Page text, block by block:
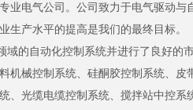
业电气公司。公司致力于电气驱动
生产水平的提高是我们的最终目标。
域的自动化控制系统并进行了良好的
机械控制系统、硅酮胶控制系统、
、光缆电缆控制系统、搅拌站中控